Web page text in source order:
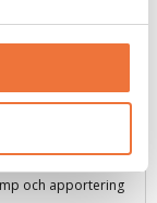
/ floss 20 cm -
och apportering